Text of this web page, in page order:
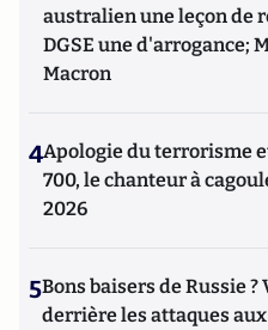
australien une leçon de
DGSE une d'arrogance;
Macron
4Apologie du terrorisme
700, le chanteur à
2026
5Bons baisers de Russie ?
derrière les attaques